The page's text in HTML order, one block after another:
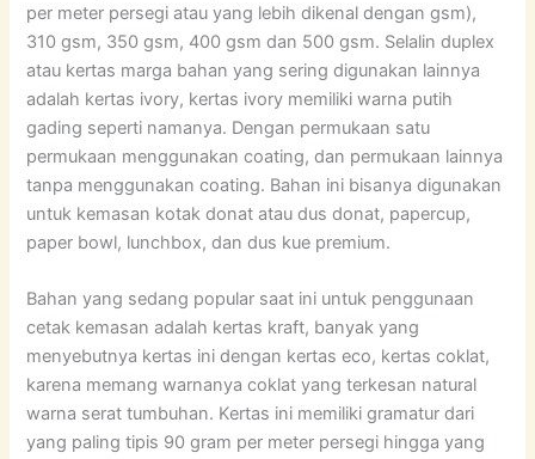
per meter persegi atau yang lebih dikenal dengan gsm),
310 gsm, 350 gsm, 400 gsm dan 500 gsm. Selalin duplex
atau kertas marga bahan yang sering digunakan lainnya
adalah kertas ivory, kertas ivory memiliki warna putih
gading seperti namanya. Dengan permukaan satu
permukaan menggunakan coating, dan permukaan lainnya
tanpa menggunakan coating. Bahan ini bisanya digunakan
untuk kemasan kotak donat atau dus donat, papercup,
paper bowl, lunchbox, dan dus kue premium.
Bahan yang sedang popular saat ini untuk penggunaan
cetak kemasan adalah kertas kraft, banyak yang
menyebutnya kertas ini dengan kertas eco, kertas coklat,
karena memang warnanya coklat yang terkesan natural
warna serat tumbuhan. Kertas ini memiliki gramatur dari
yang paling tipis 90 gram per meter persegi hingga yang